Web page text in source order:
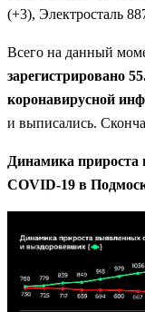
(+3), Электросталь
Всего на данный
зарегистрировано
коронавирусной
и выписались.
Динамика
COVID-19 в